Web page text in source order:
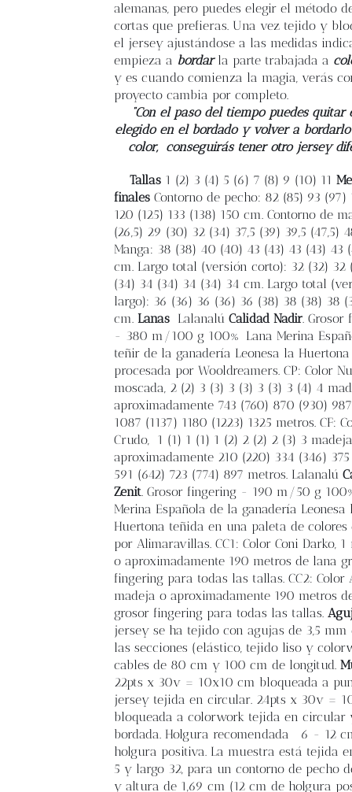
alemanas, pero puedes elegir el método
cortas que prefieras. Una vez tejido y
el jersey ajustándose a las medidas
empieza a bordarla parte trabajada a
y es cuando comienza la magia, verás
proyecto cambia por completo.
“Con el paso del tiempo puedes quitar
elegido en el bordado y volver a
color,
conseguirás tener otro jersey
Tallas 1 (2) 3 (4) 5 (6) 7 (8) 9 (10) 11
finales Contorno de pecho: 82 (85) 93 (97)
120 (125) 133 (138) 150 cm. Contorno de
(26,5) 29 (30) 32 (34) 37,5 (39) 39,5 (47,5)
Manga: 38 (38) 40 (40) 43 (43) 43 (43) 43
cm. Largo total (versión corto): 32 (32) 32
(34) 34 (34) 34 (34) 34 cm. Largo total
largo): 36 (36) 36 (36) 36 (38) 38 (38) 38
cm. Lanas Lalanalú Calidad Nadir. Grosor
- 380 m/100 g 100% Lana Merina
teñir de la ganadería Leonesa la
procesada por Wooldreamers. CP: Color
moscada, 2 (2) 3 (3) 3 (3) 3 (3) 3 (4) 4
aproximadamente 743 (760) 870 (930)
1087 (1137) 1180 (1223) 1325 metros. CF:
Crudo, 1 (1) 1 (1) 1 (2) 2 (2) 2 (3) 3
aproximadamente 210 (220) 334 (346) 375
591 (642) 723 (774) 897 metros. Lalanalú
Zenit. Grosor fingering - 190 m/50 g
Merina Española de la ganadería Leonesa
Huertona teñida en una paleta de colores
por Alimaravillas. CC1: Color Coni Darko,
o aproximadamente 190 metros de lana
fingering para todas las tallas. CC2: Color
madeja o aproximadamente 190 metros
grosor fingering para todas las tallas.
jersey se ha tejido con agujas de 3,5 mm
las secciones (elástico, tejido liso y
cables de 80 cm y 100 cm de longitud.
22pts x 30v = 10x10 cm bloqueada a
jersey tejida en circular. 24pts x 30v =
bloqueada a colorwork tejida en circular
bordada. Holgura recomendada
6 - 12
holgura positiva. La muestra está tejida
5 y largo 32, para un contorno de pecho
y altura de 1,69 cm (12 cm de holgura